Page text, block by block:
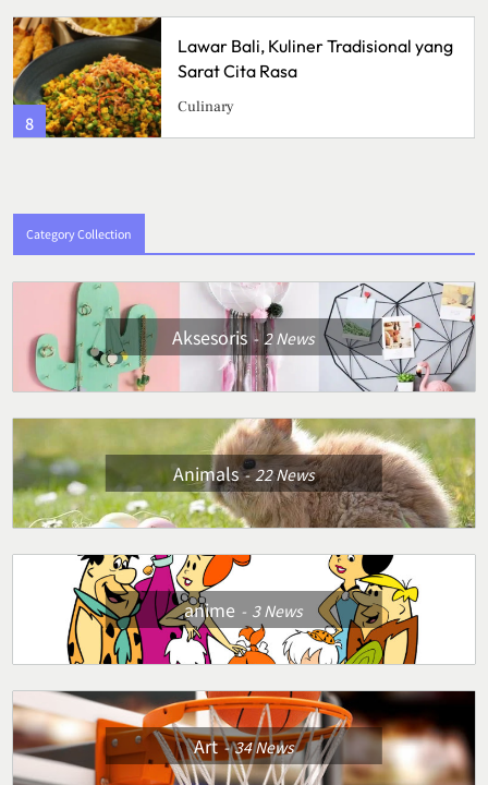
8
Lawar Bali, Kuliner Tradisional yang
Sarat Cita Rasa
Culinary
Category Collection
Aksesoris 2News
Animals 22News
anime 3News
Art 34News